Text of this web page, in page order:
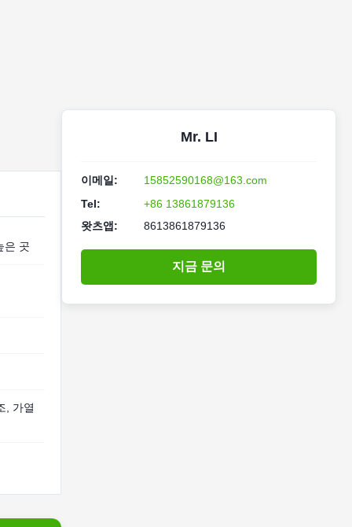
은 곳
, 가열
Mr. LI
이메일:
15852590168@163.com
Tel:
+86 13861879136
왓츠앱:
8613861879136
지금 문의